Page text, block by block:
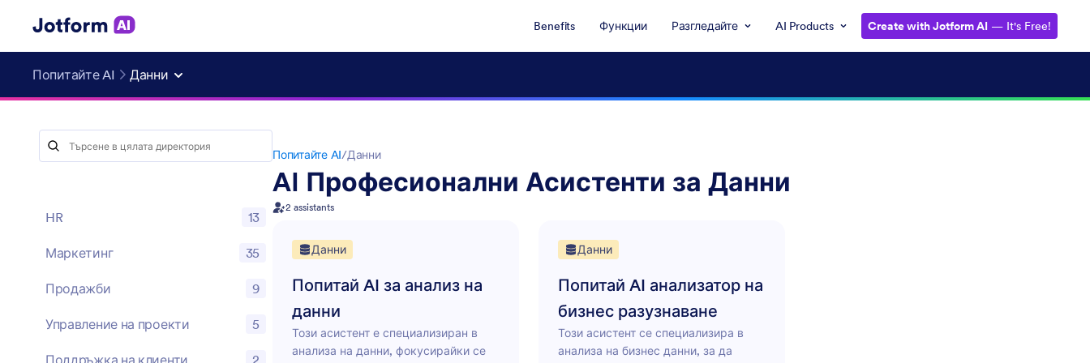
Benefits Функции Разгледайте AI Products Create with Jotform AI — It's Free!
Попитайте AI Данни
HR 13
Маркетинг 35
Продажби 9
Управление на проекти 5
Поддръжка на клиенти 2
Попитайте AI/Данни
AI Професионални Асистенти за Данни
2 assistants
Данни
Попитай AI за анализ на
данни
Този асистент е специализиран в
анализа на данни, фокусирайки се
Данни
Попитай AI анализатор на
бизнес разузнаване
Този асистент се специализира в
анализа на бизнес данни, за да